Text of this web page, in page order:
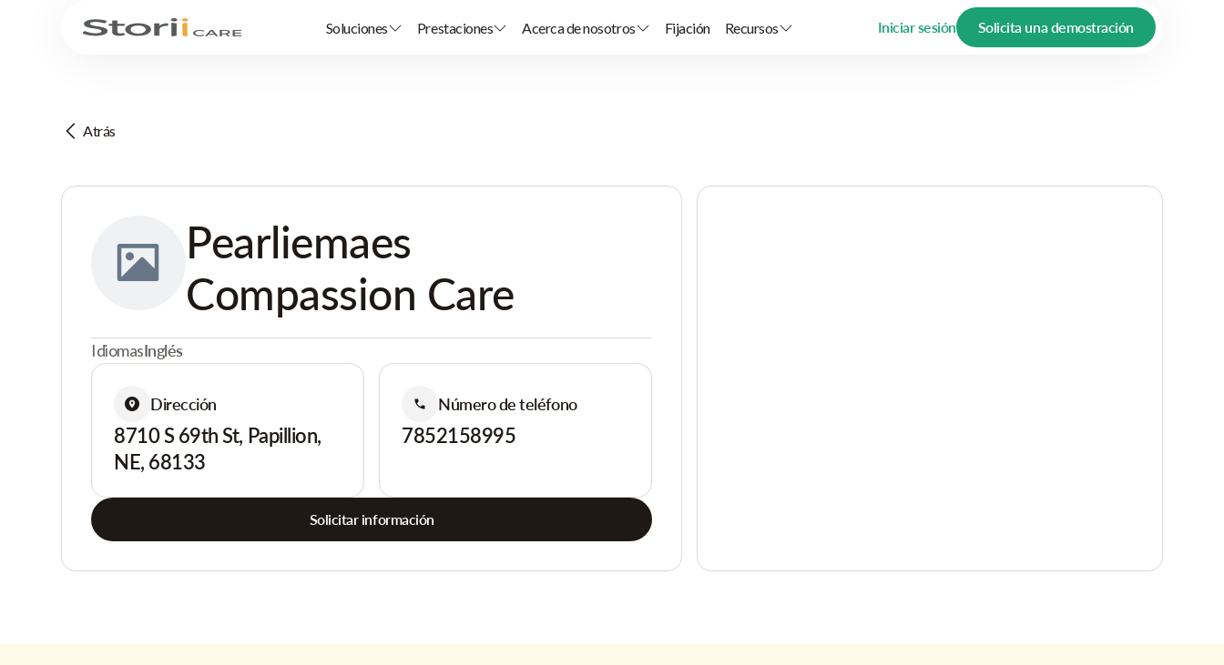
Soluciones Prestaciones Acerca de nosotros Fijación Recursos Iniciar sesión Solicita una demostración
Atrás
Pearliemaes
Compassion Care
IdiomasInglés
Dirección
8710 S 69th St, Papillion,
NE, 68133
Número de teléfono
7852158995
Solicitar información